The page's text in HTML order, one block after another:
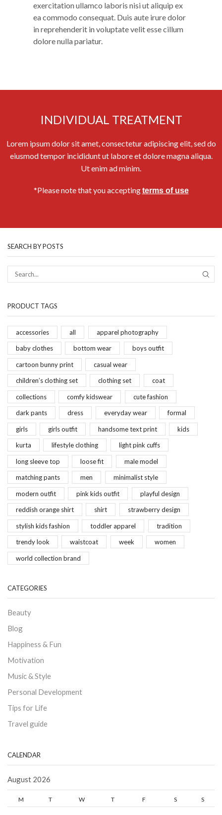
exercitation ullamco laboris nisi ut aliquip ex
ea commodo consequat. Duis aute irure dolor
in reprehenderit in voluptate velit esse cillum
dolore nulla pariatur.
INDIVIDUAL TREATMENT
Lorem ipsum dolor sit amet, consectetur adipiscing elit, sed do
eiusmod tempor incididunt ut labore et dolore magna aliqua.
Ut enim ad minim.
*Please note that you acceptingterms of use
SEARCH BY POSTS
PRODUCT TAGS
accessories all apparel photography
baby clothes bottom wear boys outfit
cartoon bunny print casual wear
children’s clothing set clothing set coat
collections comfy kidswear cute fashion
dark pants dress everyday wear formal
girls girls outfit handsome text print kids
kurta lifestyle clothing light pink cuffs
long sleeve top loose fit male model
matching pants men minimalist style
modern outfit pink kids outfit playful design
reddish orange shirt shirt strawberry design
stylish kids fashion toddler apparel tradition
trendy look waistcoat week women
world collection brand
CATEGORIES
Beauty
Blog
Happiness & Fun
Motivation
Music & Style
Personal Development
Tips for Life
Travel guide
CALENDAR
August 2026
M T W T F S S